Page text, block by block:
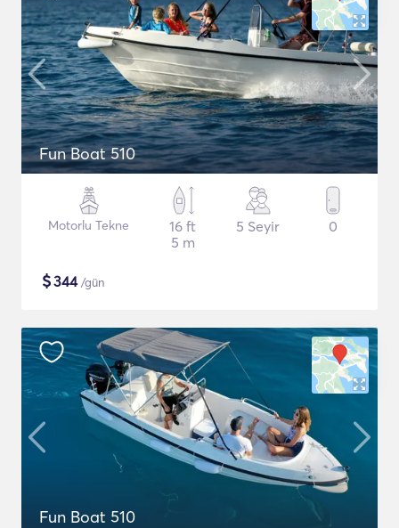
Fun Boat 510
Motorlu Tekne
16 ft
5 m
5 Seyir 0
$344/gün
Fun Boat 510